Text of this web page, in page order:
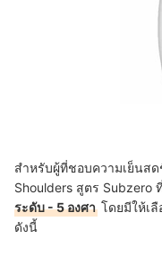
สำหรับผู้ที่ชอบความเย็นส
Shoulders สูตร Subzero
ระดับ - 5 องศา โดยมีให้เ
ดังนี้